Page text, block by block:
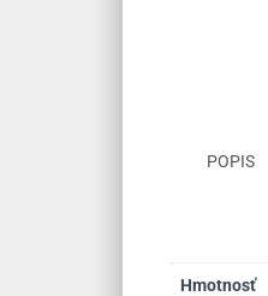
POPIS
Hmotnosť